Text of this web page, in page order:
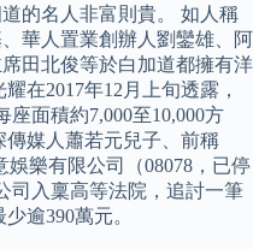
的名人非富則貴。 如人稱
華人置業創辦人劉鑾雄、阿
田北俊等於白加道都擁有洋
在2017年12月上旬透露，
面積約7,000至10,000方
媒人蕭若元兒子、前稱
樂有限公司（08078，已停
司入稟高等法院，追討一筆
逾390萬元。